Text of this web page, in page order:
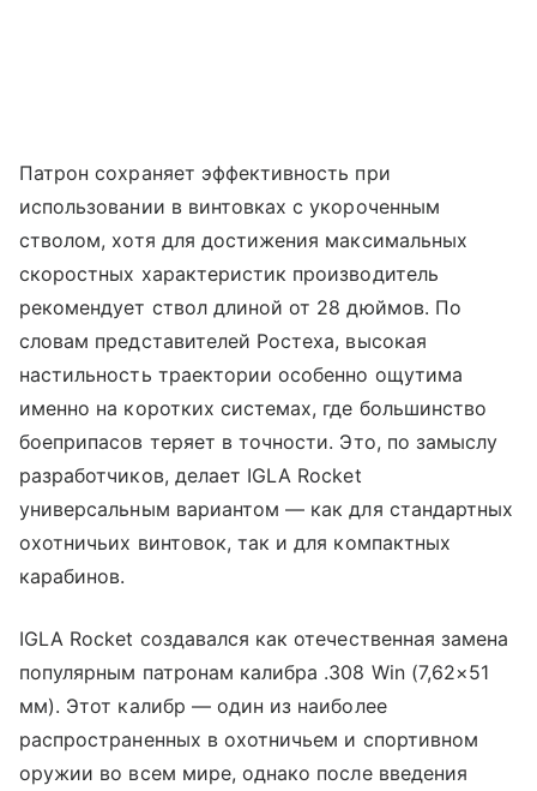
Патрон сохраняет эффективность при
использовании в винтовках с укороченным
стволом, хотя для достижения максимальных
скоростных характеристик производитель
рекомендует ствол длиной от 28 дюймов. По
словам представителей Ростеха, высокая
настильность траектории особенно ощутима
именно на коротких системах, где большинство
боеприпасов теряет в точности. Это, по замыслу
разработчиков, делает IGLA Rocket
универсальным вариантом — как для стандартных
охотничьих винтовок, так и для компактных
карабинов.
IGLA Rocket создавался как отечественная замена
популярным патронам калибра .308 Win (7,62×51
мм). Этот калибр — один из наиболее
распространенных в охотничьем и спортивном
оружии во всем мире, однако после введения